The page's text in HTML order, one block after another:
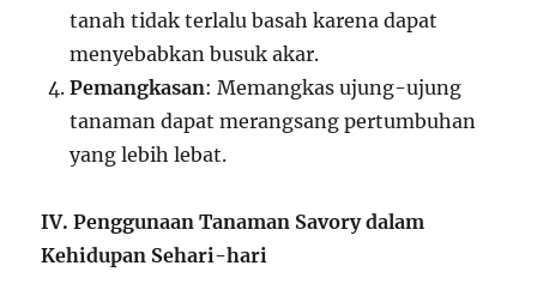
tanah tidak terlalu basah karena dapat
menyebabkan busuk akar.
Pemangkasan: Memangkas ujung-ujung
tanaman dapat merangsang pertumbuhan
yang lebih lebat.
IV. Penggunaan Tanaman Savory dalam
Kehidupan Sehari-hari